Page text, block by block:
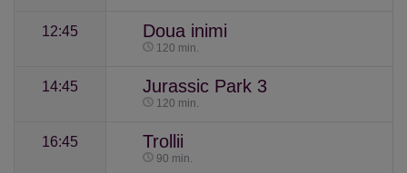
12:45 Doua inimi
120 min.
14:45 Jurassic Park 3
120 min.
16:45 Trollii
90 min.